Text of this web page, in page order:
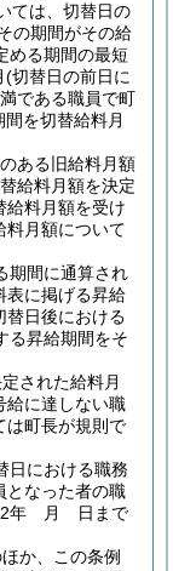
ては、切替日の
の期間がその給
める期間の最短
(切替日の前日に
である職員で町
間を切替給料月
ある旧給料月額
給料月額を決定
給料月額を受け
料月額について
期間に通算され
表に掲げる昇給
替日後における
る昇給期間をそ
された給料月
給に達しない職
は町長が規則で
日における職務
となった者の職
32年 月 日まで
か、この条例